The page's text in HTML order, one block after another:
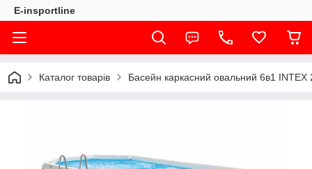
E-insportline
Каталог товарів Басейн каркасний овальний 6в1